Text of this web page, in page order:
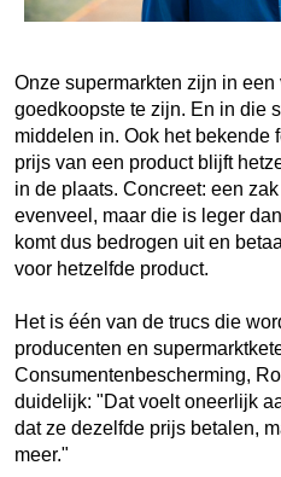
Onze supermarkten zijn in
goedkoopste te zijn. En in die
middelen in. Ook het bekende
prijs van een product blijft
in de plaats. Concreet: een
evenveel, maar die is leger
komt dus bedrogen uit en
voor hetzelfde product.
Het is één van de trucs die
producenten en
Consumentenbescherming,
duidelijk: "Dat voelt oneerlijk
dat ze dezelfde prijs betalen,
meer."